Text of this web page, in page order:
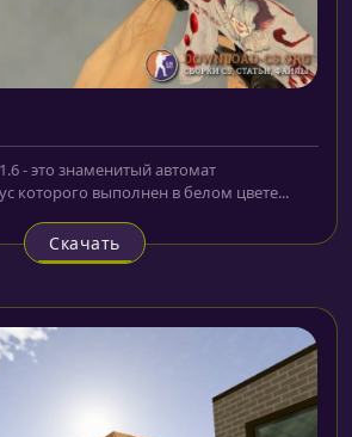
- это знаменитый автомат
которого выполнен в белом цвете...
Скачать